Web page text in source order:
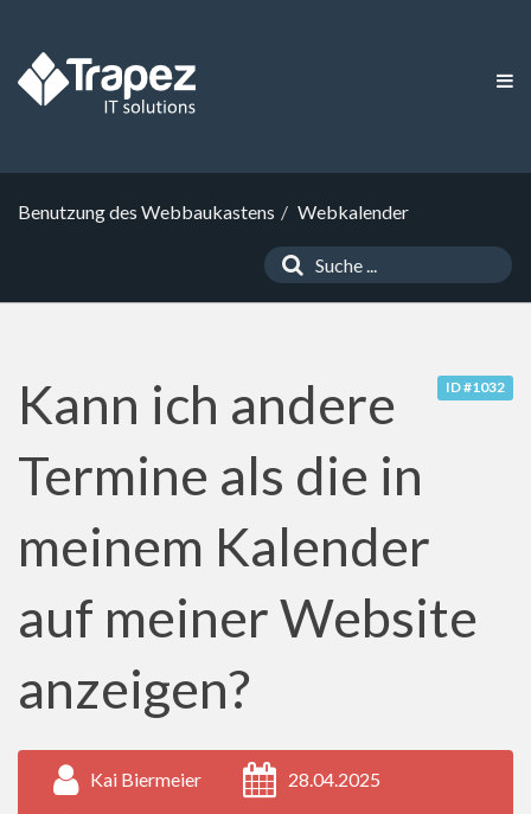
Benutzung des Webbaukastens Webkalender
ID #1032
Kann ich andere
Termine als die in
meinem Kalender
auf meiner Website
anzeigen?
Kai Biermeier 28.04.2025